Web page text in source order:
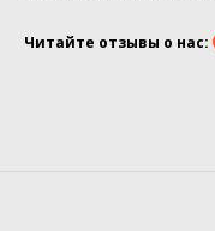
Читайте отзывы о нас: